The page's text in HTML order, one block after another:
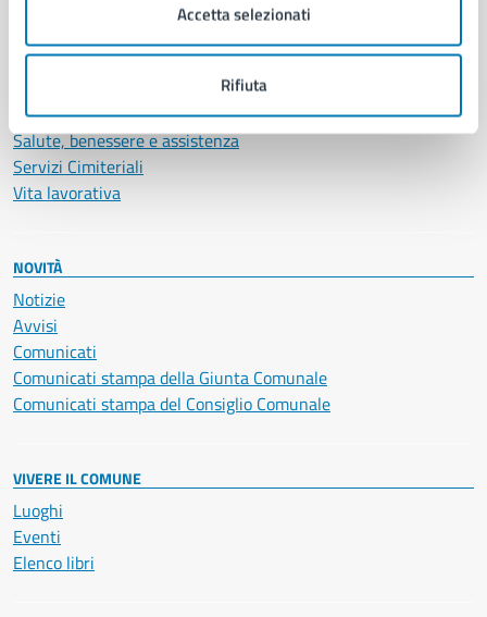
Accetta selezionati
Rifiuta
Documenti e certificati
Educazione e formazione
Giustizia e sicurezza pubblica
Imprese e commercio
Salute, benessere e assistenza
Servizi Cimiteriali
Vita lavorativa
NOVITÀ
Notizie
Avvisi
Comunicati
Comunicati stampa della Giunta Comunale
Comunicati stampa del Consiglio Comunale
VIVERE IL COMUNE
Luoghi
Eventi
Elenco libri